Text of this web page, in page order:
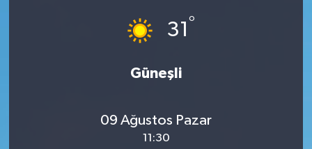
31 °
Güneşli
09 Ağustos Pazar
11:30